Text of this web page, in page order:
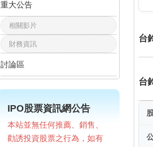
重大公告
相關影片
財務資訊
討論區
IPO股票資訊網公告
本站並無任何推薦、銷售、
勸誘投資股票之行為，如有
台
台